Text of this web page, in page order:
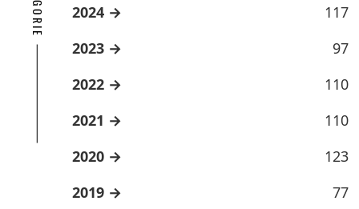
2024
117
2023
97
2022
110
2021
110
2020
123
2019
77